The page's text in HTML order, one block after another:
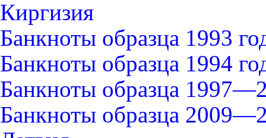
Киргизия
Банкноты образца 1993
Банкноты образца 1994
Банкноты образца
Банкноты образца